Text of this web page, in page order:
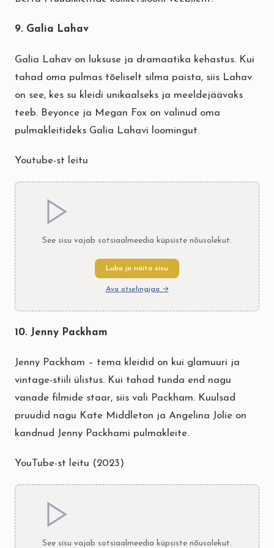
9. Galia Lahav
Galia Lahav on luksuse ja dramaatika kehastus. Kui
tahad oma pulmas tõeliselt silma paista, siis Lahav
on see, kes su kleidi unikaalseks ja meeldejäävaks
teeb. Beyonce ja Megan Fox on valinud oma
pulmakleitideks Galia Lahavi loomingut.
Youtube-st leitu
See sisu vajab sotsiaalmeedia küpsiste nõusolekut.
Luba ja näita sisu
Ava otselingiga →
10. Jenny Packham
Jenny Packham – tema kleidid on kui glamuuri ja
vintage-stiili ülistus. Kui tahad tunda end nagu
vanade filmide staar, siis vali Packham. Kuulsad
pruudid nagu Kate Middleton ja Angelina Jolie on
kandnud Jenny Packhami pulmakleite.
YouTube-st leitu (2023)
See sisu vajab sotsiaalmeedia küpsiste nõusolekut.